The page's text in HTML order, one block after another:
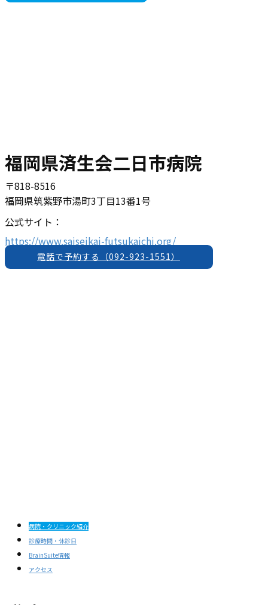
福岡県済生会二日市病院
〒​​​818-8516
福岡県筑紫野市湯町3丁目13番1号
公式サイト：
https://www.saiseikai-futsukaichi.org/
電話で予約する（​092-923-1551）
病院・クリニック紹介
診療時間・休診日
BrainSuite情報
アクセス